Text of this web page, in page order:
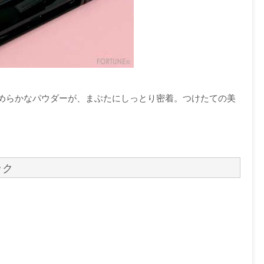
かなパウダーが、まぶたにしっとり密着。つけたての美